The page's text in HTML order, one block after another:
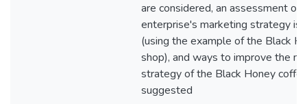
are considered, an assessment of
enterprise's marketing strategy is
(using the example of the Black
shop), and ways to improve the
strategy of the Black Honey
suggested